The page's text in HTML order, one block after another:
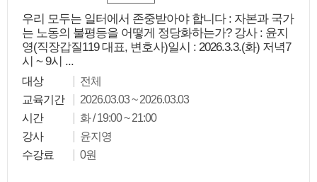
우리 모두는 일터에서 존중받아야 합니다 : 자본과 국가
는 노동의 불평등을 어떻게 정당화하는가? 강사 : 윤지
영(직장갑질119 대표, 변호사)일시 : 2026.3.3.(화) 저녁7
시 ~ 9시 ...
대상
전체
교육기간
2026.03.03 ~ 2026.03.03
시간
화 / 19:00 ~ 21:00
강사
윤지영
수강료
0원